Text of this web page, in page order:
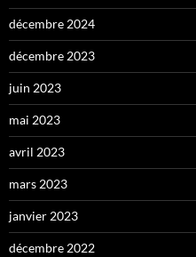
décembre 2024
décembre 2023
juin 2023
mai 2023
avril 2023
mars 2023
janvier 2023
décembre 2022